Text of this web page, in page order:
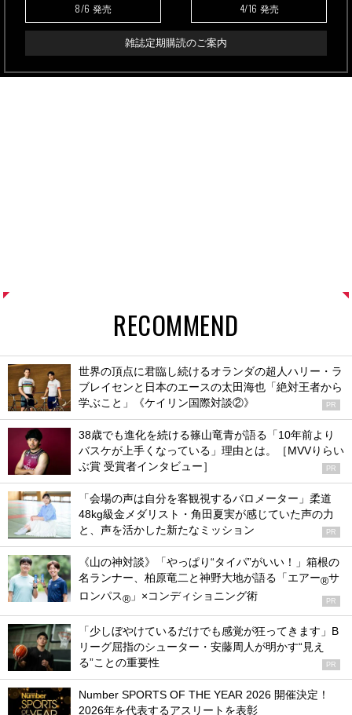
8/6 発売 4/16 発売
雑誌定期購読のご案内
RECOMMEND
世界の頂点に君臨し続けるオランダの超人ハリー・ラ
ブレイセンと日本のエースの太田海也「絶対王者から
学ぶこと」《ケイリン国際対談②》
PR
38歳でも進化を続ける篠山竜青が語る「10年前より
バスケが上手くなっている」理由とは。［MVVりらい
ぶ賞 受賞者インタビュー］
PR
「会場の声は自分を客観視するバロメーター」柔道
48kg級金メダリスト・角田夏実が感じていた声の力
と、声を活かした新たなミッション
PR
《山の神対談》「やっぱり“タイパ”がいい！」箱根の
名ランナー、柏原竜二と神野大地が語る「エアー®サ
ロンパス® 」×コンディショニング術 PR
「少しぼやけているだけでも感覚が狂ってきます」B
リーグ屈指のシューター・安藤周人が明かす“見え
る”ことの重要性
PR
Number SPORTS OF THE YEAR 2026 開催決定！
2026年を代表するアスリートを表彰